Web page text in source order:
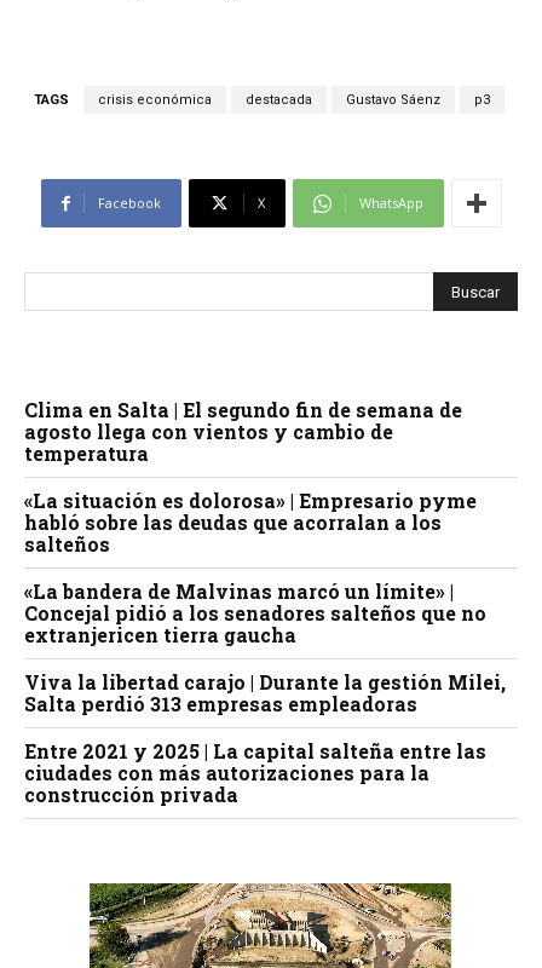
TAGS crisis económica destacada Gustavo Sáenz p3
Facebook X WhatsApp
Clima en Salta | El segundo fin de semana de
agosto llega con vientos y cambio de
temperatura
«La situación es dolorosa» | Empresario pyme
habló sobre las deudas que acorralan a los
salteños
«La bandera de Malvinas marcó un límite» |
Concejal pidió a los senadores salteños que no
extranjericen tierra gaucha
Viva la libertad carajo | Durante la gestión Milei,
Salta perdió 313 empresas empleadoras
Entre 2021 y 2025 | La capital salteña entre las
ciudades con más autorizaciones para la
construcción privada